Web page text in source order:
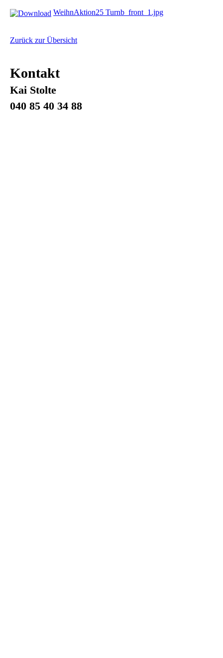
WeihnAktion25 Turnb_front_1.jpg
Zurück zur Übersicht
Kontakt
Kai Stolte
040 85 40 34 88